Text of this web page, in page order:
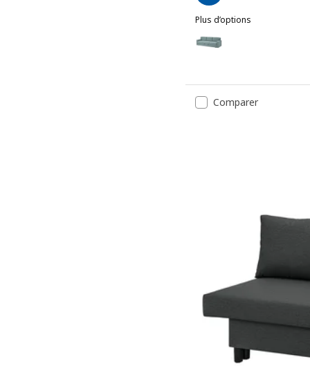
Plus d’options
Option : BÅRSLÖV,
Comparer